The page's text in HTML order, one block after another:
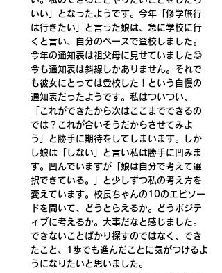
いい」となったようです。今年「修学旅行
は行きたい」と言った娘は、急に学校に行
くと言い、自分のペースで登校しました。
今年の通知表は祖父母に見せていました😊
今も通知表は斜線しかありません。それで
も彼女にとっては登校した！という自慢の
通知表だったようです。私はついつい、
「これができたから次はここまでできるの
では？これが合いそうだからさせてみよ
う」と勝手に期待をしてしまいます。しか
し娘は「しない」と言い私は勝手に凹みま
す。凹んでいますが「娘は自分で考えて選
択できている。」と少しずつ私の考え方を
変えています。校長ちゃんの10のエピソー
ドを聞いて、どうとらえるか。どうポジテ
ィブに考えるか。大事だなと感じました。
できないことばかり探すのではなく、でき
たこと、1歩でも進んだことに気がつけるよ
うになりたいと思いました。